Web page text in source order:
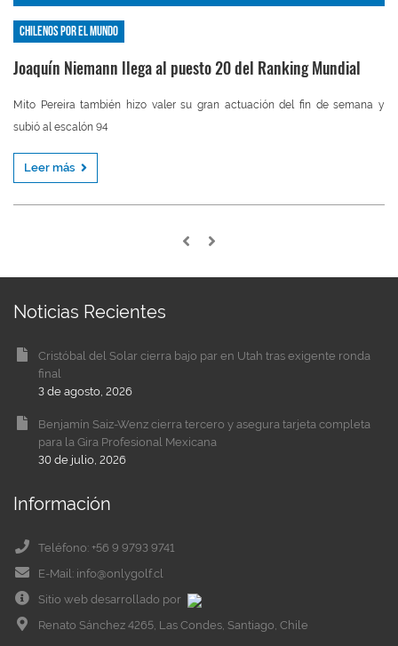
Chilenos por el mundo
Joaquín Niemann llega al puesto 20 del Ranking Mundial
Mito Pereira también hizo valer su gran actuación del fin de semana y
subió al escalón 94
Leer más
Noticias Recientes
Cristóbal del Solar cierra bajo par en Utah tras exigente ronda
final
3 de agosto, 2026
Benjamín Saiz-Wenz cierra tercero y asegura tarjeta completa
para la Gira Profesional Mexicana
30 de julio, 2026
Información
Teléfono: +56 9 9793 9741
E-Mail: info@onlygolf.cl
Sitio web desarrollado por
Renato Sánchez 4265, Las Condes, Santiago, Chile